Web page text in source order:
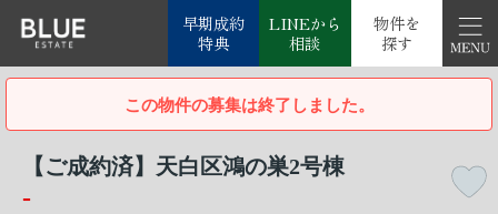
早期成約
特典
LINEから
相談
物件を
探す
この物件の募集は終了しました。
【ご成約済】天白区鴻の巣2号棟
-